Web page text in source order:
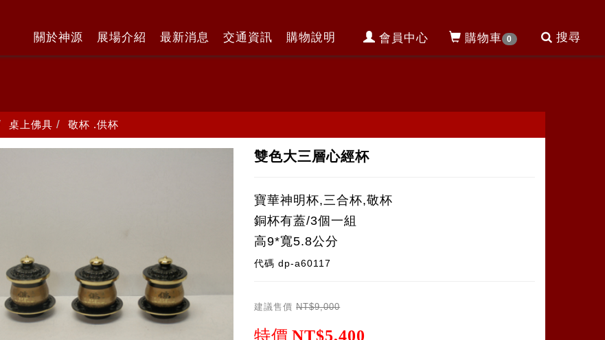
會員中心 購物車 0 搜尋
關於神源 展場介紹 最新消息 交通資訊 購物說明
桌上佛具 敬杯 .供杯
雙色大三層心經杯
寶華神明杯,三合杯,敬杯
銅杯有蓋/3個一組
高9*寬5.8公分
代碼dp-a60117
建議售價 NT$9,000
特價 NT$5,400